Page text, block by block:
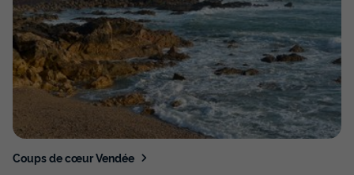
Coups de cœur Vendée